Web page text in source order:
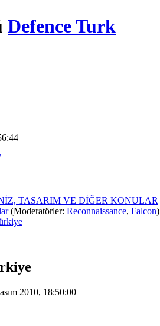
Defence Turk
TASARIM VE DİĞER KONULAR
(Moderatörler: Reconnaissance, Falcon)
2010, 18:50:00